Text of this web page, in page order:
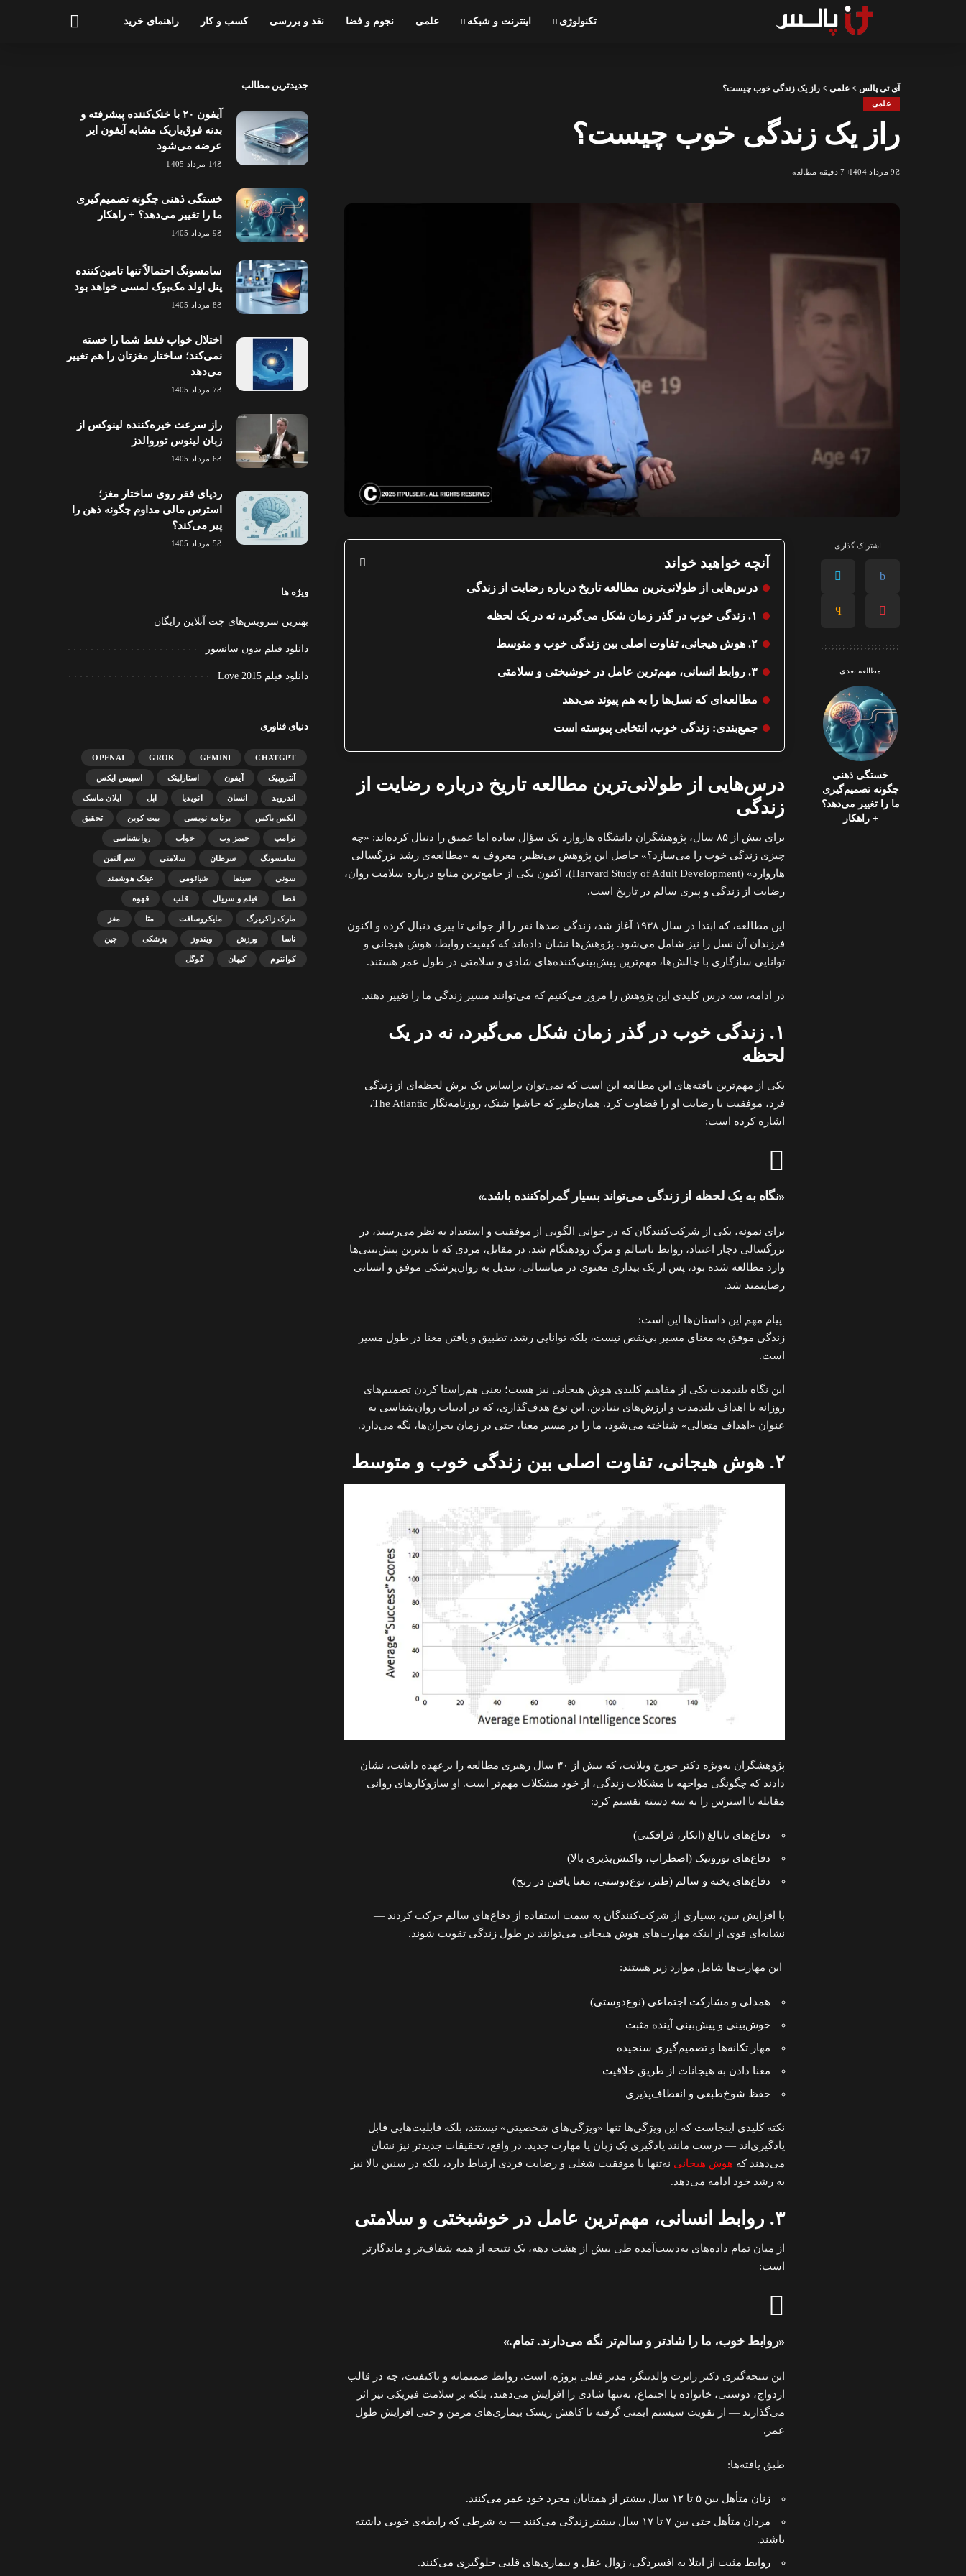
تکنولوژی اینترنت و شبکه علمی نجوم و فضا نقد و بررسی کسب و کار راهنمای خرید
آی تی پالس > علمی > راز یک زندگی خوب چیست؟
علمی
راز یک زندگی خوب چیست؟
9 مرداد 1404 7 دقیقه مطالعه
اشتراک گذاری
مطالعه بعدی
خستگی ذهنی
چگونه تصمیم‌گیری
ما را تغییر می‌دهد؟
+ راهکار
آنچه خواهید خواند
درس‌هایی از طولانی‌ترین مطالعه تاریخ درباره رضایت از زندگی
۱. زندگی خوب در گذر زمان شکل می‌گیرد، نه در یک لحظه
۲. هوش هیجانی، تفاوت اصلی بین زندگی خوب و متوسط
۳. روابط انسانی، مهم‌ترین عامل در خوشبختی و سلامتی
مطالعه‌ای که نسل‌ها را به هم پیوند می‌دهد
جمع‌بندی: زندگی خوب، انتخابی پیوسته است
درس‌هایی از طولانی‌ترین مطالعه تاریخ درباره رضایت از
زندگی
برای بیش از ۸۵ سال، پژوهشگران دانشگاه هاروارد یک سؤال ساده اما عمیق را دنبال کرده‌اند: «چه
چیزی زندگی خوب را می‌سازد؟» حاصل این پژوهش بی‌نظیر، معروف به «مطالعه‌ی رشد بزرگسالی
هاروارد» (Harvard Study of Adult Development)، اکنون یکی از جامع‌ترین منابع درباره سلامت روان،
رضایت از زندگی و پیری سالم در تاریخ است.
این مطالعه، که ابتدا در سال ۱۹۳۸ آغاز شد، زندگی صدها نفر را از جوانی تا پیری دنبال کرده و اکنون
فرزندان آن نسل را نیز شامل می‌شود. پژوهش‌ها نشان داده‌اند که کیفیت روابط، هوش هیجانی و
توانایی سازگاری با چالش‌ها، مهم‌ترین پیش‌بینی‌کننده‌های شادی و سلامتی در طول عمر هستند.
در ادامه، سه درس کلیدی این پژوهش را مرور می‌کنیم که می‌توانند مسیر زندگی ما را تغییر دهند.
۱. زندگی خوب در گذر زمان شکل می‌گیرد، نه در یک
لحظه
یکی از مهم‌ترین یافته‌های این مطالعه این است که نمی‌توان براساس یک برش لحظه‌ای از زندگی
فرد، موفقیت یا رضایت او را قضاوت کرد. همان‌طور که جاشوا شنک، روزنامه‌نگار The Atlantic،
اشاره کرده است:
«نگاه به یک لحظه از زندگی می‌تواند بسیار گمراه‌کننده باشد.»
برای نمونه، یکی از شرکت‌کنندگان که در جوانی الگویی از موفقیت و استعداد به نظر می‌رسید، در
بزرگسالی دچار اعتیاد، روابط ناسالم و مرگ زودهنگام شد. در مقابل، مردی که با بدترین پیش‌بینی‌ها
وارد مطالعه شده بود، پس از یک بیداری معنوی در میانسالی، تبدیل به روان‌پزشکی موفق و انسانی
رضایتمند شد.
پیام مهم این داستان‌ها این است:
زندگی موفق به معنای مسیر بی‌نقص نیست، بلکه توانایی رشد، تطبیق و یافتن معنا در طول مسیر
است.
این نگاه بلندمدت یکی از مفاهیم کلیدی هوش هیجانی نیز هست؛ یعنی هم‌راستا کردن تصمیم‌های
روزانه با اهداف بلندمدت و ارزش‌های بنیادین. این نوع هدف‌گذاری، که در ادبیات روان‌شناسی به
عنوان «اهداف متعالی» شناخته می‌شود، ما را در مسیر معنا، حتی در زمان بحران‌ها، نگه می‌دارد.
۲. هوش هیجانی، تفاوت اصلی بین زندگی خوب و متوسط
پژوهشگران به‌ویژه دکتر جورج ویلانت، که بیش از ۳۰ سال رهبری مطالعه را برعهده داشت، نشان
دادند که چگونگی مواجهه با مشکلات زندگی، از خود مشکلات مهم‌تر است. او سازوکارهای روانی
مقابله با استرس را به سه دسته تقسیم کرد:
دفاع‌های نابالغ (انکار، فرافکنی)
دفاع‌های نوروتیک (اضطراب، واکنش‌پذیری بالا)
دفاع‌های پخته و سالم (طنز، نوع‌دوستی، معنا یافتن در رنج)
با افزایش سن، بسیاری از شرکت‌کنندگان به سمت استفاده از دفاع‌های سالم حرکت کردند —
نشانه‌ای قوی از اینکه مهارت‌های هوش هیجانی می‌توانند در طول زندگی تقویت شوند.
این مهارت‌ها شامل موارد زیر هستند:
همدلی و مشارکت اجتماعی (نوع‌دوستی)
خوش‌بینی و پیش‌بینی آینده مثبت
مهار تکانه‌ها و تصمیم‌گیری سنجیده
معنا دادن به هیجانات از طریق خلاقیت
حفظ شوخ‌طبعی و انعطاف‌پذیری
نکته کلیدی اینجاست که این ویژگی‌ها تنها «ویژگی‌های شخصیتی» نیستند، بلکه قابلیت‌هایی قابل
یادگیری‌اند — درست مانند یادگیری یک زبان یا مهارت جدید. در واقع، تحقیقات جدیدتر نیز نشان
می‌دهند که هوش هیجانی نه‌تنها با موفقیت شغلی و رضایت فردی ارتباط دارد، بلکه در سنین بالا نیز
به رشد خود ادامه می‌دهد.
۳. روابط انسانی، مهم‌ترین عامل در خوشبختی و سلامتی
از میان تمام داده‌های به‌دست‌آمده طی بیش از هشت دهه، یک نتیجه از همه شفاف‌تر و ماندگارتر
است:
«روابط خوب، ما را شادتر و سالم‌تر نگه می‌دارند. تمام.»
این نتیجه‌گیری دکتر رابرت والدینگر، مدیر فعلی پروژه، است. روابط صمیمانه و باکیفیت، چه در قالب
ازدواج، دوستی، خانواده یا اجتماع، نه‌تنها شادی را افزایش می‌دهند، بلکه بر سلامت فیزیکی نیز اثر
می‌گذارند — از تقویت سیستم ایمنی گرفته تا کاهش ریسک بیماری‌های مزمن و حتی افزایش طول
عمر.
طبق یافته‌ها:
زنان متأهل بین ۵ تا ۱۲ سال بیشتر از همتایان مجرد خود عمر می‌کنند.
مردان متأهل حتی بین ۷ تا ۱۷ سال بیشتر زندگی می‌کنند — به شرطی که رابطه‌ی خوبی داشته
باشند.
روابط مثبت از ابتلا به افسردگی، زوال عقل و بیماری‌های قلبی جلوگیری می‌کنند.
جدیدترین مطالب
آیفون ۲۰ با خنک‌کننده پیشرفته و
بدنه فوق‌باریک مشابه آیفون ایر
عرضه می‌شود
14 مرداد 1405
خستگی ذهنی چگونه تصمیم‌گیری
ما را تغییر می‌دهد؟ + راهکار
9 مرداد 1405
سامسونگ احتمالاً تنها تامین‌کننده
پنل اولد مک‌بوک لمسی خواهد بود
8 مرداد 1405
اختلال خواب فقط شما را خسته
نمی‌کند؛ ساختار مغزتان را هم تغییر
می‌دهد
7 مرداد 1405
راز سرعت خیره‌کننده لینوکس از
زبان لینوس توروالدز
6 مرداد 1405
ردپای فقر روی ساختار مغز؛
استرس مالی مداوم چگونه ذهن را
پیر می‌کند؟
5 مرداد 1405
ویژه ها
بهترین سرویس‌های چت آنلاین رایگان
دانلود فیلم بدون سانسور
دانلود فیلم Love 2015
دنیای فناوری
CHATGPT
GEMINI
GROK
OPENAI
آنتروپیک آیفون استارلینک اسپیس ایکس
اندروید انسان انویدیا اپل ایلان ماسک
ایکس باکس برنامه نویسی بیت کوین تحقیق
ترامپ جیمز وب خواب روانشناسی
سامسونگ سرطان سلامتی سم آلتمن
سونی سینما شیائومی عینک هوشمند
فضا فیلم و سریال قلب قهوه
مارک زاکربرگ مایکروسافت متا مغز
ناسا ورزش ویندوز پزشکی چین
کوانتوم کیهان گوگل